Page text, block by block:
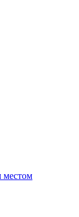
местом